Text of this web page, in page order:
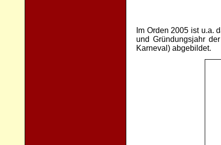
Im Orden 2005 ist u.a.
und Gründungsjahr
Karneval) abgebildet.